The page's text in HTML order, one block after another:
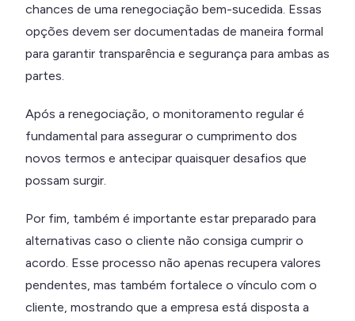
chances de uma renegociação bem-sucedida. Essas
opções devem ser documentadas de maneira formal
para garantir transparência e segurança para ambas as
partes.
Após a renegociação, o monitoramento regular é
fundamental para assegurar o cumprimento dos
novos termos e antecipar quaisquer desafios que
possam surgir.
Por fim, também é importante estar preparado para
alternativas caso o cliente não consiga cumprir o
acordo. Esse processo não apenas recupera valores
pendentes, mas também fortalece o vínculo com o
cliente, mostrando que a empresa está disposta a